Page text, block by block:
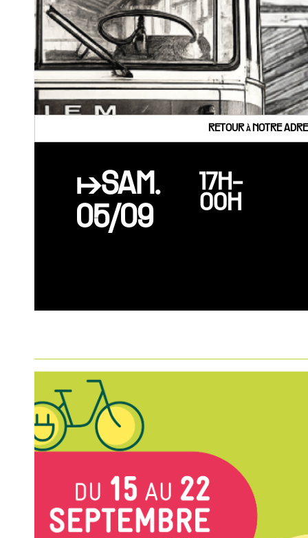
RETOUR à NOTRE
↦SAM.
05/09
17H-
00H